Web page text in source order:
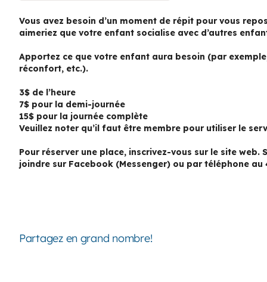
Vous avez besoin d’un moment de répit pour vous
aimeriez que votre enfant socialise avec d’autres
Apportez ce que votre enfant aura besoin (par
réconfort, etc.).
3$ de l’heure
7$ pour la demi-journée
15$ pour la journée complète
Veuillez noter qu’il faut être membre pour utiliser le
Pour réserver une place, inscrivez-vous sur le site web.
joindre sur Facebook (Messenger) ou par téléphone
Partagez en grand nombre!